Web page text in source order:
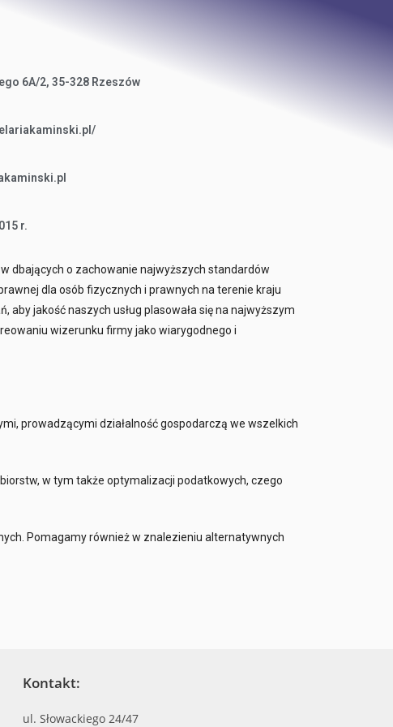
6A/2, 35-328 Rzeszów
r.
dbających o zachowanie najwyższych standardów
dla osób fizycznych i prawnych na terenie kraju
jakość naszych usług plasowała się na najwyższym
wizerunku firmy jako wiarygodnego i
prowadzącymi działalność gospodarczą we wszelkich
w tym także optymalizacji podatkowych, czego
Pomagamy również w znalezieniu alternatywnych
Kontakt:
ul. Słowackiego 24/47